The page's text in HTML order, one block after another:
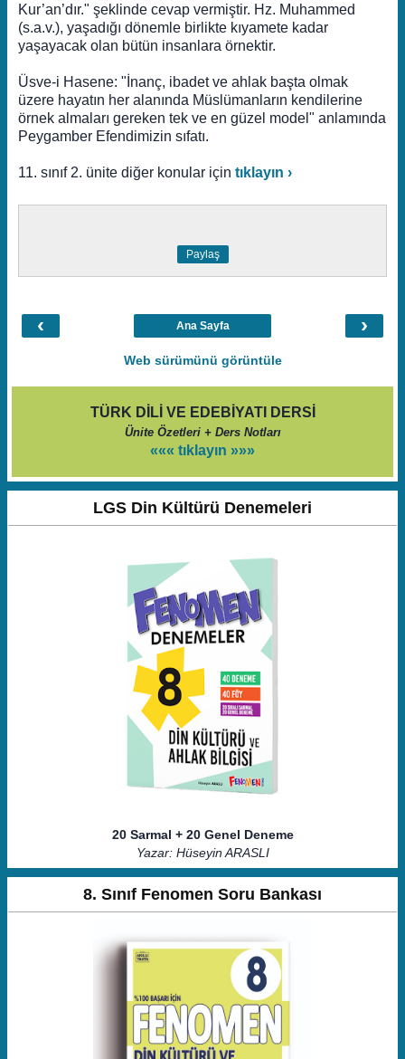
Kur’an’dır." şeklinde cevap vermiştir. Hz. Muhammed
(s.a.v.), yaşadığı dönemle birlikte kıyamete kadar
yaşayacak olan bütün insanlara örnektir.
Üsve-i Hasene: "İnanç, ibadet ve ahlak başta olmak
üzere hayatın her alanında Müslümanların kendilerine
örnek almaları gereken tek ve en güzel model" anlamında
Peygamber Efendimizin sıfatı.
11. sınıf 2. ünite diğer konular için tıklayın ›
Paylaş
‹ ›
Ana Sayfa
Web sürümünü görüntüle
TÜRK DİLİ VE EDEBİYATI DERSİ
Ünite Özetleri + Ders Notları
««« tıklayın »»»
LGS Din Kültürü Denemeleri
20 Sarmal + 20 Genel Deneme
Yazar: Hüseyin ARASLI
8. Sınıf Fenomen Soru Bankası